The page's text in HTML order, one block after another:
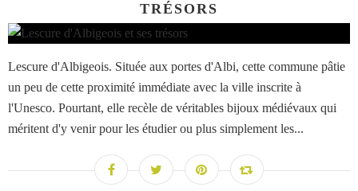
TRÉSORS
Lescure d'Albigeois. Située aux portes d'Albi, cette commune pâtie
un peu de cette proximité immédiate avec la ville inscrite à
l'Unesco. Pourtant, elle recèle de véritables bijoux médiévaux qui
méritent d'y venir pour les étudier ou plus simplement les...